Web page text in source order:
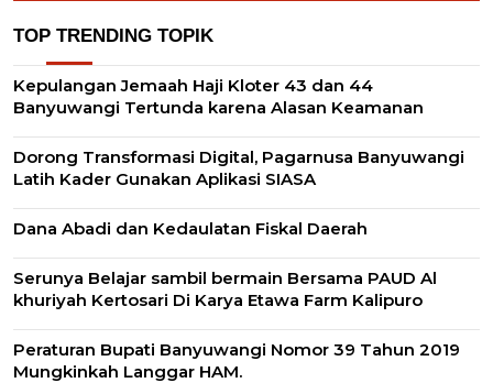
TOP TRENDING TOPIK
Kepulangan Jemaah Haji Kloter 43 dan 44
Banyuwangi Tertunda karena Alasan Keamanan
Dorong Transformasi Digital, Pagarnusa Banyuwangi
Latih Kader Gunakan Aplikasi SIASA
Dana Abadi dan Kedaulatan Fiskal Daerah
Serunya Belajar sambil bermain Bersama PAUD Al
khuriyah Kertosari Di Karya Etawa Farm Kalipuro
Peraturan Bupati Banyuwangi Nomor 39 Tahun 2019
Mungkinkah Langgar HAM.